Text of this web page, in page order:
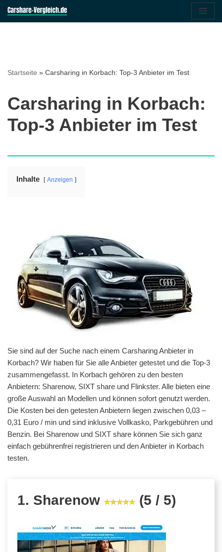
Startseite » Carsharing in Korbach: Top-3 Anbieter im Test
Carsharing in Korbach:
Top-3 Anbieter im Test
Inhalte Anzeigen
Sie sind auf der Suche nach einem Carsharing Anbieter in
Korbach? Wir haben für Sie alle Anbieter getestet und die Top-3
zusammengefasst. In Korbach gehören zu den besten
Anbietern: Sharenow, SIXT share und Flinkster. Alle bieten eine
große Auswahl an Modellen und können sofort genutzt werden.
Die Kosten bei den getesten Anbietern liegen zwischen 0,03 –
0,31 Euro / min und sind inklusive Vollkasko, Parkgebühren und
Benzin. Bei Sharenow und SIXT share können Sie sich ganz
einfach gebührenfrei registrieren und den Anbieter in Korbach
testen.
1. Sharenow (5 / 5)